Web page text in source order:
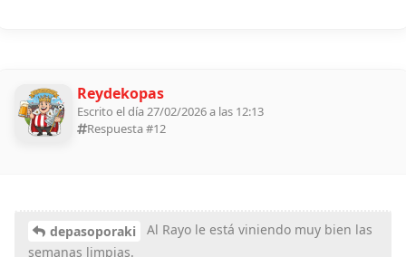
Reydekopas
Escrito el día 27/02/2026 a las 12:13
Respuesta #12
depasoporaki
Al Rayo le está viniendo muy bien las
semanas limpias.